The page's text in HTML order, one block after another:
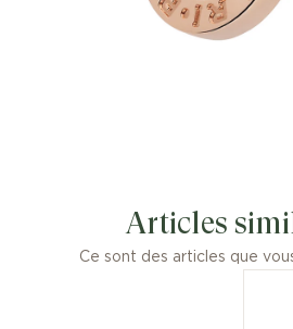
formes. Fidèle au
caractéristique de la
Articles
Ce sont des articles que